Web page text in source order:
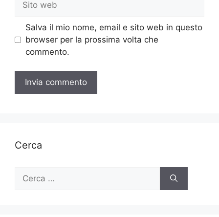
web
Salva il mio nome, email e sito web in questo
browser per la prossima volta che
commento.
Cerca
per: